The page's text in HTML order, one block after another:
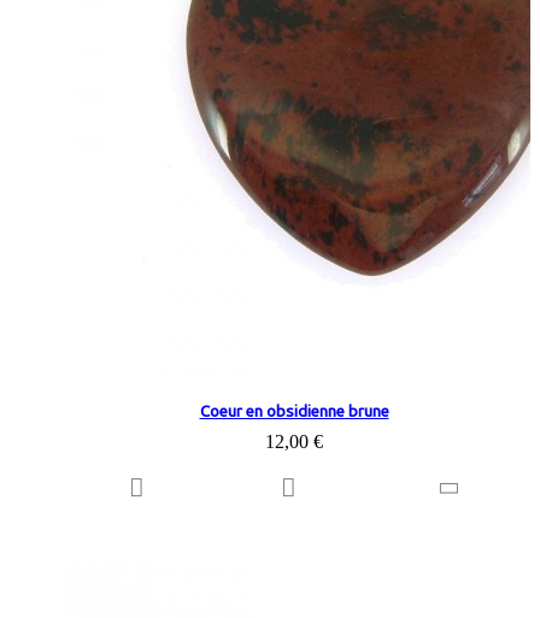
Coeur en obsidienne brune
12,00 €